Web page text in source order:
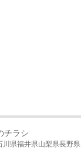
チラシ
川県福井県山梨県長野県